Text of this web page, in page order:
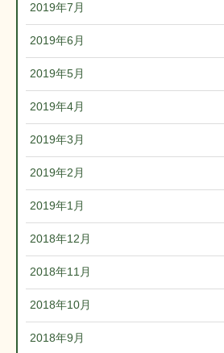
2019年7月
2019年6月
2019年5月
2019年4月
2019年3月
2019年2月
2019年1月
2018年12月
2018年11月
2018年10月
2018年9月